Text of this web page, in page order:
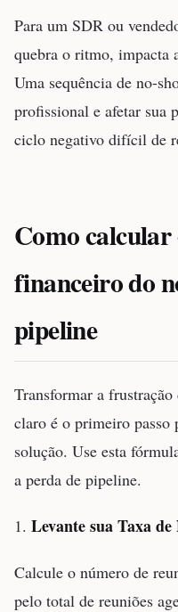
Para um SDR ou
quebra o ritmo, impacta
Uma sequência de no-
profissional e afetar sua
ciclo negativo difícil de
Como
financeiro do
pipeline
Transformar a
claro é o primeiro passo
solução. Use esta
a perda de pipeline.
1. Levante sua Taxa de
Calcule o número de
pelo total de reuniões